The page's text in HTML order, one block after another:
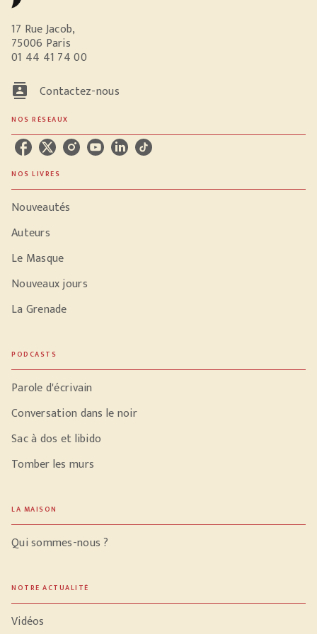
17 Rue Jacob,
75006 Paris
01 44 41 74 00
contacts Contactez-nous
NOS RÉSEAUX
NOS LIVRES
Nouveautés
Auteurs
Le Masque
Nouveaux jours
La Grenade
PODCASTS
Parole d'écrivain
Conversation dans le noir
Sac à dos et libido
Tomber les murs
LA MAISON
Qui sommes-nous ?
NOTRE ACTUALITÉ
Vidéos